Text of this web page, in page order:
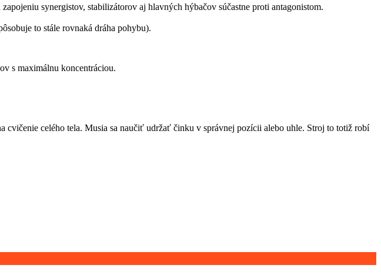
synergistov, stabilizátorov aj hlavných hýbačov súčastne proti antagonistom.
to stále rovnaká dráha pohybu).
s maximálnu koncentráciou.
celého tela. Musia sa naučiť udržať činku v správnej pozícii alebo uhle. Stroj to totiž robí